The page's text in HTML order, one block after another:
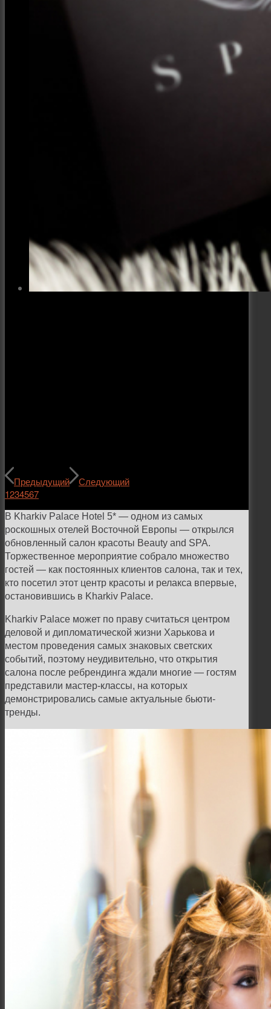
Предыдущий
Следующий
1234567
В Kharkiv Palace Hotel 5* — одном из самых
роскошных отелей Восточной Европы — открылся
обновленный салон красоты Beauty and SPA.
Торжественное мероприятие собрало множество
гостей — как постоянных клиентов салона, так и тех,
кто посетил этот центр красоты и релакса впервые,
остановившись в Kharkiv Palace.
Kharkiv Palace может по праву считаться центром
деловой и дипломатической жизни Харькова и
местом проведения самых знаковых светских
событий, поэтому неудивительно, что открытия
салона после ребрендинга ждали многие — гостям
представили мастер-классы, на которых
демонстрировались самые актуальные бьюти-
тренды.